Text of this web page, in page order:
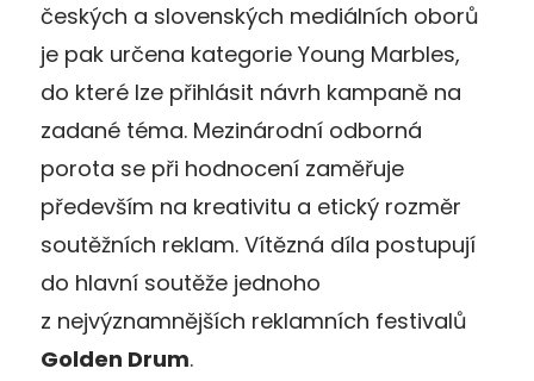
českých a slovenských mediálních oborů
je pak určena kategorie Young Marbles,
do které lze přihlásit návrh kampaně na
zadané téma. Mezinárodní odborná
porota se při hodnocení zaměřuje
především na kreativitu a etický rozměr
soutěžních reklam. Vítězná díla postupují
do hlavní soutěže jednoho
z nejvýznamnějších reklamních festivalů
Golden Drum.